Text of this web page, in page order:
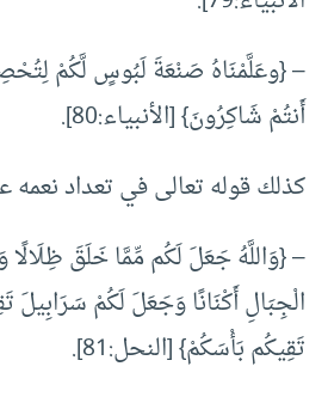
– {وعَلَّمْنَاهُ صَنْعَةَ لَبُوسٍ لَّكُمْ
أَنتُمْ شَاكِرُونَ} [الأنبياء:80].
كذلك قوله تعالى في تعداد نعمه
– {وَاللَّهُ جَعَلَ لَكُم مِّمَّا خَلَقَ
الْجِبَالِ أَكْنَانًا وَجَعَلَ لَكُمْ سَرَابِيلَ
تَقِيكُم بَأْسَكُمْ} [النحل:81].